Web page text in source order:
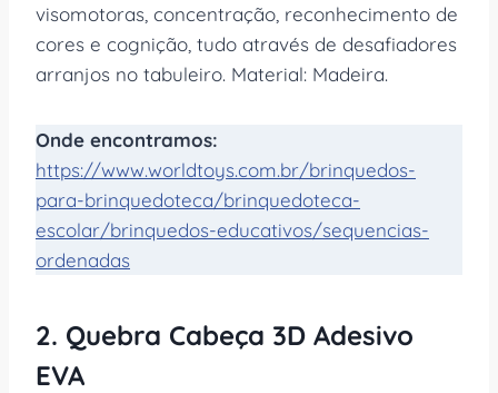
visomotoras, concentração, reconhecimento de
cores e cognição, tudo através de desafiadores
arranjos no tabuleiro. Material: Madeira.
Onde encontramos:
https://www.worldtoys.com.br/brinquedos-
para-brinquedoteca/brinquedoteca-
escolar/brinquedos-educativos/sequencias-
ordenadas
2. Quebra Cabeça 3D Adesivo
EVA